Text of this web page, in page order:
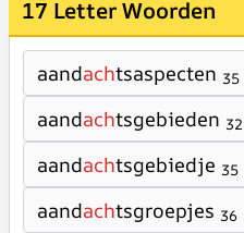
17 Letter Woorden
aandachtsaspecten 35
aandachtsgebieden 32
aandachtsgebiedje 35
aandachtsgroepjes 36